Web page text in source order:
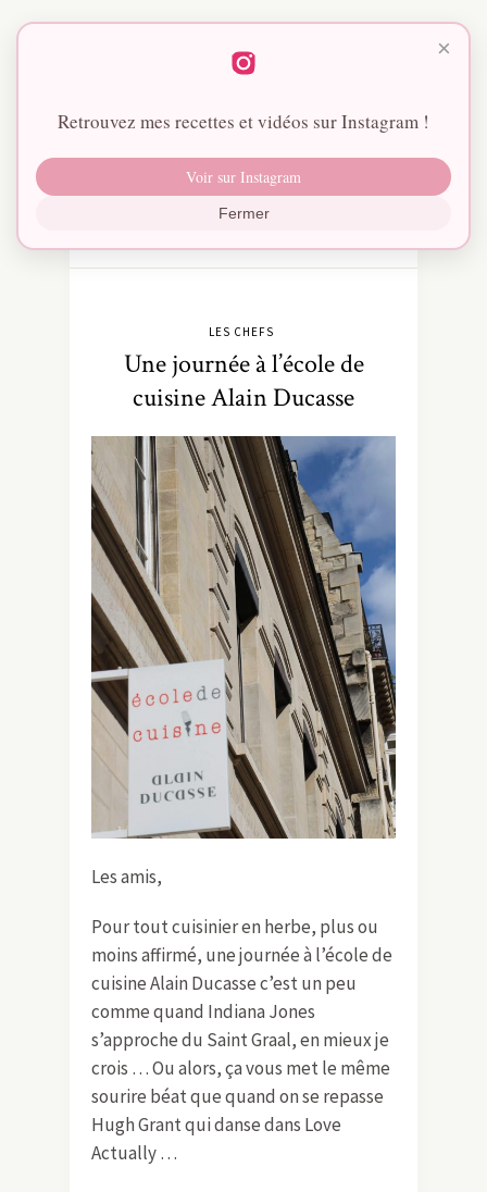
LES CHEFS
Une journée à l’école de
cuisine Alain Ducasse
Les amis,
Pour tout cuisinier en herbe, plus ou
moins affirmé, une journée à l’école de
cuisine Alain Ducasse c’est un peu
comme quand Indiana Jones
s’approche du Saint Graal, en mieux je
crois … Ou alors, ça vous met le même
sourire béat que quand on se repasse
Hugh Grant qui danse dans Love
Actually …
×
Retrouvez mes recettes et vidéos sur Instagram !
Voir sur Instagram
Fermer